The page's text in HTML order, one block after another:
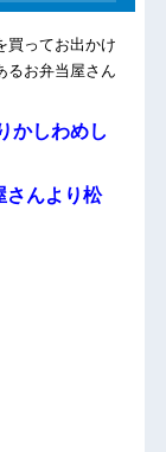
買ってお出かけ
るお弁当屋さん
かしわめし
り松